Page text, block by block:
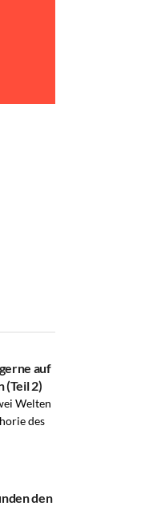
auf
(Teil 2)
Welten
des
den